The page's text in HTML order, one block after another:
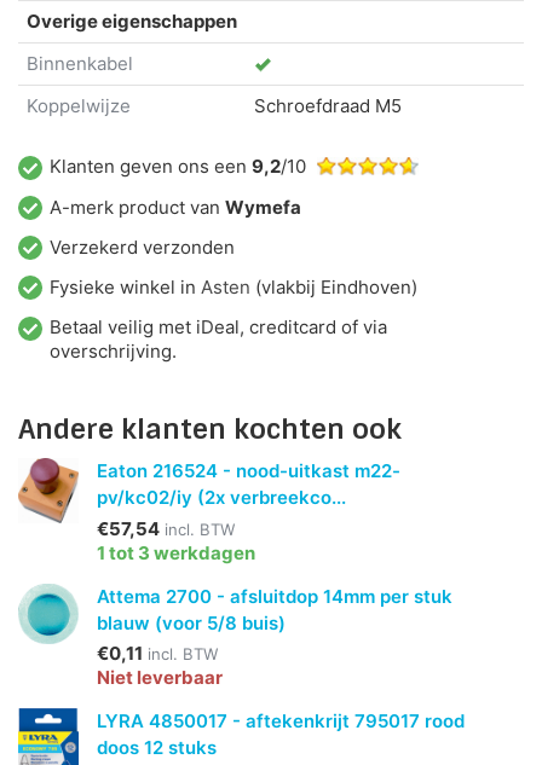
Overige eigenschappen
Binnenkabel
Koppelwijze
Schroefdraad M5
Klanten geven ons een 9,2/10
A-merk product van Wymefa
Verzekerd verzonden
Fysieke winkel in Asten (vlakbij Eindhoven)
Betaal veilig met iDeal, creditcard of via
overschrijving.
Andere klanten kochten ook
Eaton 216524 - nood-uitkast m22-
pv/kc02/iy (2x verbreekco...
€57,54 incl. BTW
1 tot 3 werkdagen
Attema 2700 - afsluitdop 14mm per stuk
blauw (voor 5/8 buis)
€0,11 incl. BTW
Niet leverbaar
LYRA 4850017 - aftekenkrijt 795017 rood
doos 12 stuks